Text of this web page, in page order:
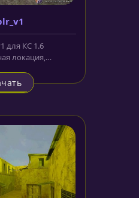
для КС 1.6
локация,